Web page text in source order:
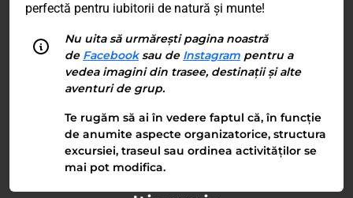
perfectă pentru iubitorii de natură și munte!
Nu uita să urmărești pagina noastră
de Facebooksau de Instagram pentru a
vedea imagini din trasee, destinații și alte
aventuri de grup.
Te rugăm să ai în vedere faptul că, în funcție
de anumite aspecte organizatorice, structura
excursiei, traseul sau ordinea activităților se
mai pot modifica.